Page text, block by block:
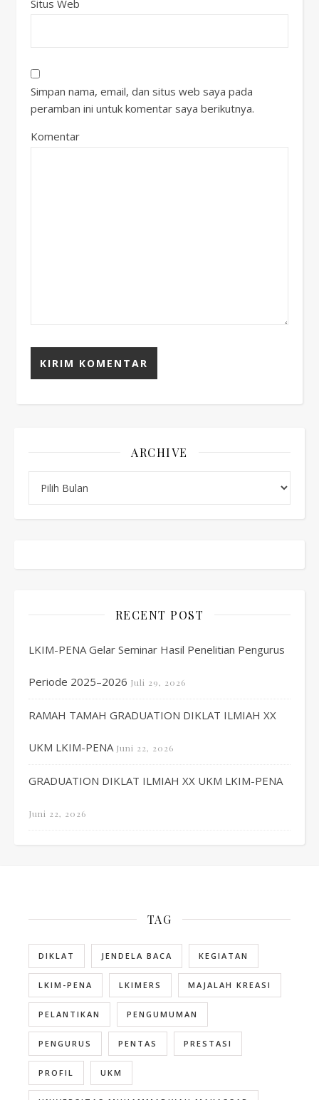
Situs Web
Simpan nama, email, dan situs web saya pada
peramban ini untuk komentar saya berikutnya.
Komentar
ARCHIVE
RECENT POST
LKIM-PENA Gelar Seminar Hasil Penelitian Pengurus
Periode 2025–2026 Juli 29, 2026
RAMAH TAMAH GRADUATION DIKLAT ILMIAH XX
UKM LKIM-PENA Juni 22, 2026
GRADUATION DIKLAT ILMIAH XX UKM LKIM-PENA
Juni 22, 2026
TAG
DIKLAT JENDELA BACA KEGIATAN
LKIM-PENA LKIMERS MAJALAH KREASI
PELANTIKAN PENGUMUMAN
PENGURUS PENTAS PRESTASI
PROFIL UKM